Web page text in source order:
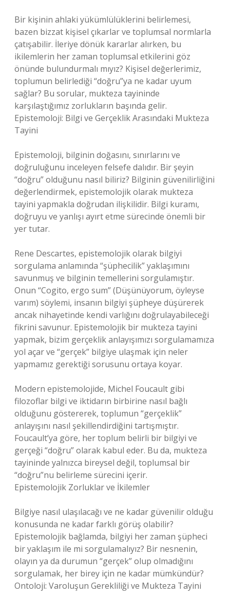
Bir kişinin ahlaki yükümlülüklerini belirlemesi,
bazen bizzat kişisel çıkarlar ve toplumsal normlarla
çatışabilir. İleriye dönük kararlar alırken, bu
ikilemlerin her zaman toplumsal etkilerini göz
önünde bulundurmalı mıyız? Kişisel değerlerimiz,
toplumun belirlediği “doğru”ya ne kadar uyum
sağlar? Bu sorular, mukteza tayininde
karşılaştığımız zorlukların başında gelir.
Epistemoloji: Bilgi ve Gerçeklik Arasındaki Mukteza
Tayini
Epistemoloji, bilginin doğasını, sınırlarını ve
doğruluğunu inceleyen felsefe dalıdır. Bir şeyin
“doğru” olduğunu nasıl biliriz? Bilginin güvenilirliğini
değerlendirmek, epistemolojik olarak mukteza
tayini yapmakla doğrudan ilişkilidir. Bilgi kuramı,
doğruyu ve yanlışı ayırt etme sürecinde önemli bir
yer tutar.
Rene Descartes, epistemolojik olarak bilgiyi
sorgulama anlamında “şüphecilik” yaklaşımını
savunmuş ve bilginin temellerini sorgulamıştır.
Onun “Cogito, ergo sum” (Düşünüyorum, öyleyse
varım) söylemi, insanın bilgiyi şüpheye düşürerek
ancak nihayetinde kendi varlığını doğrulayabileceği
fikrini savunur. Epistemolojik bir mukteza tayini
yapmak, bizim gerçeklik anlayışımızı sorgulamamıza
yol açar ve “gerçek” bilgiye ulaşmak için neler
yapmamız gerektiği sorusunu ortaya koyar.
Modern epistemolojide, Michel Foucault gibi
filozoflar bilgi ve iktidarın birbirine nasıl bağlı
olduğunu göstererek, toplumun “gerçeklik”
anlayışını nasıl şekillendirdiğini tartışmıştır.
Foucault’ya göre, her toplum belirli bir bilgiyi ve
gerçeği “doğru” olarak kabul eder. Bu da, mukteza
tayininde yalnızca bireysel değil, toplumsal bir
“doğru”nu belirleme sürecini içerir.
Epistemolojik Zorluklar ve İkilemler
Bilgiye nasıl ulaşılacağı ve ne kadar güvenilir olduğu
konusunda ne kadar farklı görüş olabilir?
Epistemolojik bağlamda, bilgiyi her zaman şüpheci
bir yaklaşım ile mi sorgulamalıyız? Bir nesnenin,
olayın ya da durumun “gerçek” olup olmadığını
sorgulamak, her birey için ne kadar mümkündür?
Ontoloji: Varoluşun Gerekliliği ve Mukteza Tayini